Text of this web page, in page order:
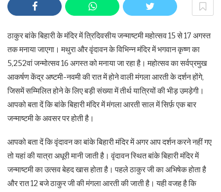
ठाकुर बांके बिहारी के मंदिर में त्रिदिवसीय जन्माष्टमी महोत्सव 15 से 17 अगस्त
तक मनाया जाएगा। मथुरा और वृंदावन के विभिन्न मंदिर में भगवान कृष्ण का
5,252वां जन्मोत्सव 16 अगस्त को मनाया जा रहा है। महोत्सव का सर्वप्रमुख
आकर्षण केंद्र अष्टमी-नवमी की रात में होने वाली मंगला आरती के दर्शन होंगे,
जिसमें सम्मिलित होने के लिए बड़ी संख्या में तीर्थ यात्रियों की भीड़ उमड़ेगी।
आपको बता दें कि बांके बिहारी मंदिर में मंगला आरती साल में सिर्फ़ एक बार
जन्माष्टमी के अवसर पर होती है।
आपको बता दें कि वृंदावन का बांके बिहारी मंदिर में अगर आप दर्शन करने नहीं गए
तो यहां की यात्रा अधूरी मानी जाती है। वृंदावन स्थित बांके बिहारी मंदिर में
जन्माष्टमी का उत्सव बेहद खास होता है। पहले ठाकुर जी का अभिषेक होता है
और रात 12 बजे ठाकुर जी की मंगला आरती की जाती है। यही वजह है कि